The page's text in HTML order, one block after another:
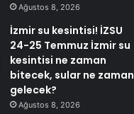
Ağustos 8, 2026
İzmir su kesintisi! İZSU
24-25 Temmuz İzmir su
kesintisi ne zaman
bitecek, sular ne zaman
gelecek?
Ağustos 8, 2026